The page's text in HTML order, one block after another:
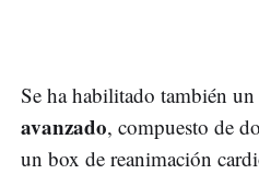
Se ha habilitado también un
avanzado, compuesto de
un box de reanimación